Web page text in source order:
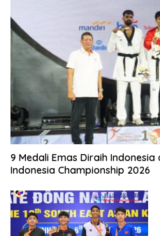
9 Medali Emas Diraih
Indonesia Championship 2026